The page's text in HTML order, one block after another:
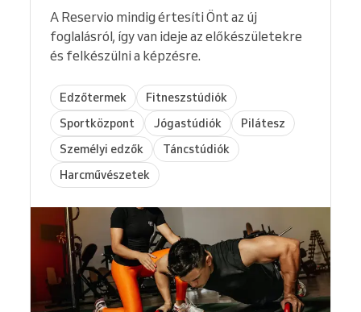
A Reservio mindig értesíti Önt az új
foglalásról, így van ideje az előkészületekre
és felkészülni a képzésre.
Edzőtermek
Fitneszstúdiók
Sportközpont
Jógastúdiók
Pilátesz
Személyi edzők
Táncstúdiók
Harcművészetek